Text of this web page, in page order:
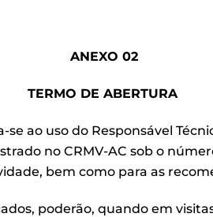
ANEXO 02
TERMO DE ABERTURA
ao uso do Responsável
registrado no CRMV-AC sob o
bem como para as
poderão, quando em